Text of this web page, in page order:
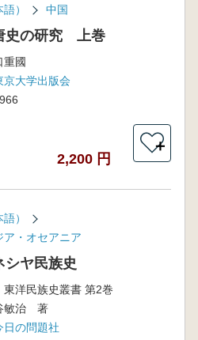
） 中国
史の研究 上巻
重國
京大学出版会
2,200 円
＋
）
ア・オセアニア
シヤ民族史
東洋民族史叢書 第2巻
敏治 著
日の問題社